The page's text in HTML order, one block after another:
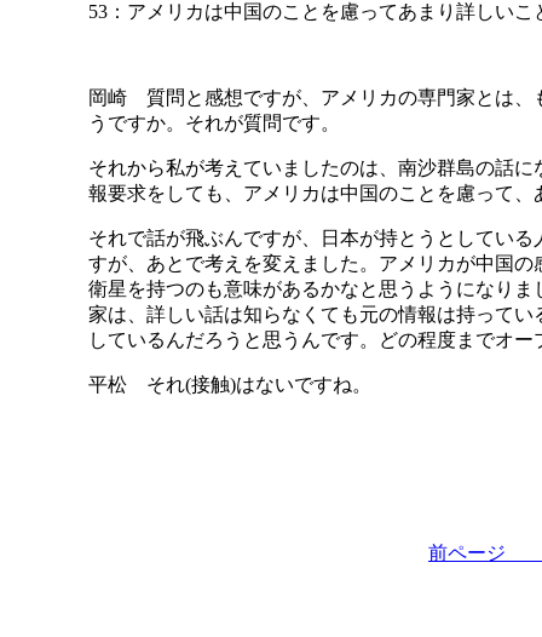
53：アメリカは中国のことを慮ってあまり詳しいこ
岡崎 質問と感想ですが、アメリカの専門家とは、
うですか。それが質問です。
それから私が考えていましたのは、南沙群島の話
報要求をしても、アメリカは中国のことを慮って
それで話が飛ぶんですが、日本が持とうとしてい
すが、あとで考えを変えました。アメリカが中国
衛星を持つのも意味があるかなと思うようになり
家は、詳しい話は知らなくても元の情報は持って
しているんだろうと思うんです。どの程度までオ
平松 それ(接触)はないですね。
前ペー